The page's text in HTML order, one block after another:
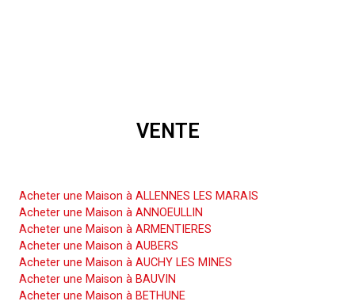
VENTE
Acheter une Maison à ALLENNES LES MARAIS
Acheter une Maison à ANNOEULLIN
Acheter une Maison à ARMENTIERES
Acheter une Maison à AUBERS
Acheter une Maison à AUCHY LES MINES
Acheter une Maison à BAUVIN
Acheter une Maison à BETHUNE